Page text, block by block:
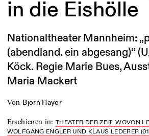
in die Eishölle
Nationaltheater Mannheim:
(abendland. ein abgesang)“
Köck. Regie Marie Bues,
Maria Mackert
von Björn Hayer
Erschienen in:THEATER DER ZEIT: WOVON
WOLFGANG ENGLER UND KLAUS LEDERER